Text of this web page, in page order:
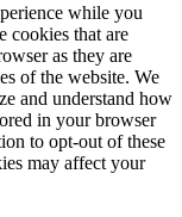
while you
cookies that are
as they are
of the website. We
and understand how
in your browser
to opt-out of these
may affect your